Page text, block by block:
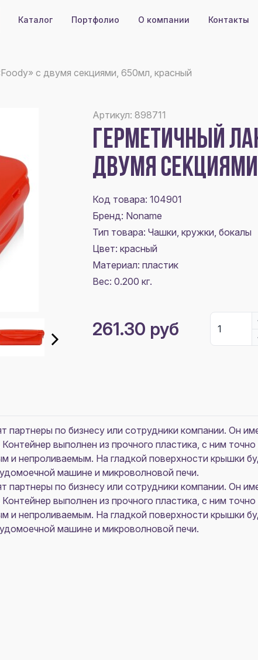
Каталог Портфолио О компании Контакты
с двумя секциями, 650мл, красный
Артикул: 898711
ГЕРМЕТИЧНЫЙ
ДВУМЯ
Код товара: 104901
Бренд: Noname
Тип товара: Чашки, кружки, бокалы
Цвет: красный
Материал: пластик
Вес: 0.200 кг.
261.30 руб
по бизнесу или сотрудники компании. Он
выполнен из прочного пластика, с ним
и непроливаемым. На гладкой поверхности крышки
машине и микроволновой печи.
по бизнесу или сотрудники компании. Он
выполнен из прочного пластика, с ним
и непроливаемым. На гладкой поверхности крышки
машине и микроволновой печи.